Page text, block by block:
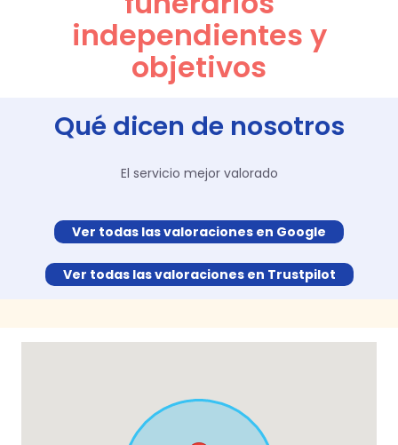
independientes y
objetivos
Qué dicen de nosotros
El servicio mejor valorado
Ver todas las valoraciones en Google
Ver todas las valoraciones en Trustpilot